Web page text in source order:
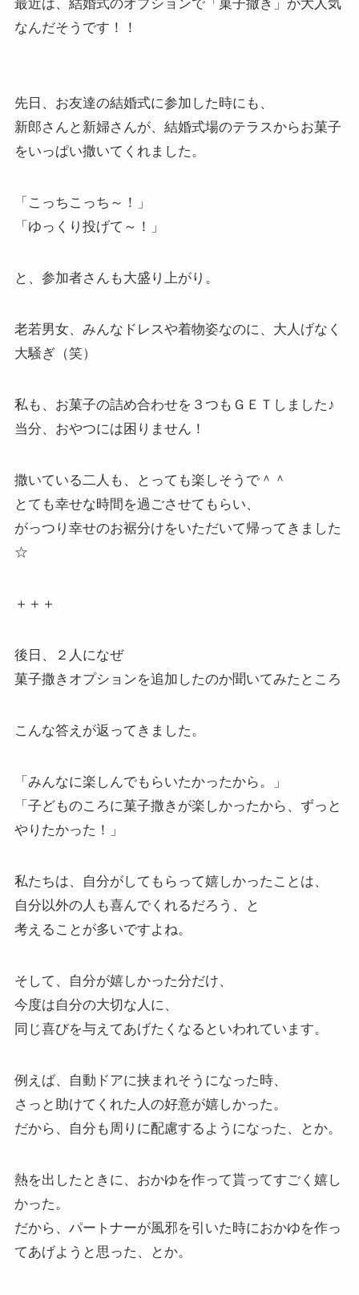
最近は、結婚式のオプションで「菓子撒き」が大人気
なんだそうです！！
先日、お友達の結婚式に参加した時にも、
新郎さんと新婦さんが、結婚式場のテラスからお菓子
をいっぱい撒いてくれました。
「こっちこっち～！」
「ゆっくり投げて～！」
と、参加者さんも大盛り上がり。
老若男女、みんなドレスや着物姿なのに、大人げなく
大騒ぎ（笑）
私も、お菓子の詰め合わせを３つもＧＥＴしました♪
当分、おやつには困りません！
撒いている二人も、とっても楽しそうで＾＾
とても幸せな時間を過ごさせてもらい、
がっつり幸せのお裾分けをいただいて帰ってきました
☆
＋＋＋
後日、２人になぜ
菓子撒きオプションを追加したのか聞いてみたところ
こんな答えが返ってきました。
「みんなに楽しんでもらいたかったから。」
「子どものころに菓子撒きが楽しかったから、ずっと
やりたかった！」
私たちは、自分がしてもらって嬉しかったことは、
自分以外の人も喜んでくれるだろう、と
考えることが多いですよね。
そして、自分が嬉しかった分だけ、
今度は自分の大切な人に、
同じ喜びを与えてあげたくなるといわれています。
例えば、自動ドアに挟まれそうになった時、
さっと助けてくれた人の好意が嬉しかった。
だから、自分も周りに配慮するようになった、とか。
熱を出したときに、おかゆを作って貰ってすごく嬉し
かった。
だから、パートナーが風邪を引いた時におかゆを作っ
てあげようと思った、とか。